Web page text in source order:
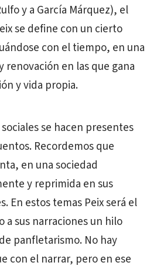
y a García Márquez), el
se define con un cierto
con el tiempo, en una
renovación en las que gana
y vida propia.
se hacen presentes
Recordemos que
en una sociedad
y reprimida en sus
En estos temas Peix será el
sus narraciones un hilo
panfletarismo. No hay
con el narrar, pero en ese